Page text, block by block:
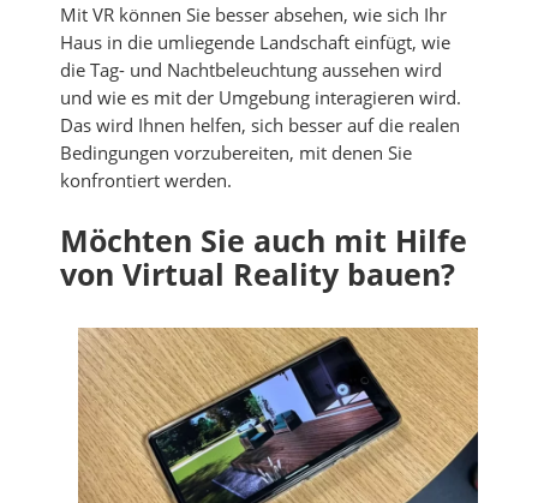
Mit VR können Sie besser absehen, wie sich Ihr
Haus in die umliegende Landschaft einfügt, wie
die Tag- und Nachtbeleuchtung aussehen wird
und wie es mit der Umgebung interagieren wird.
Das wird Ihnen helfen, sich besser auf die realen
Bedingungen vorzubereiten, mit denen Sie
konfrontiert werden.
Möchten Sie auch mit Hilfe
von Virtual Reality bauen?